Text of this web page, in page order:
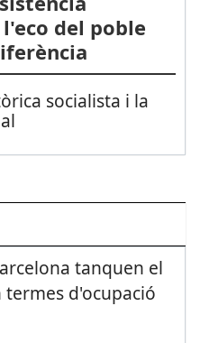
del poble
socialista i la